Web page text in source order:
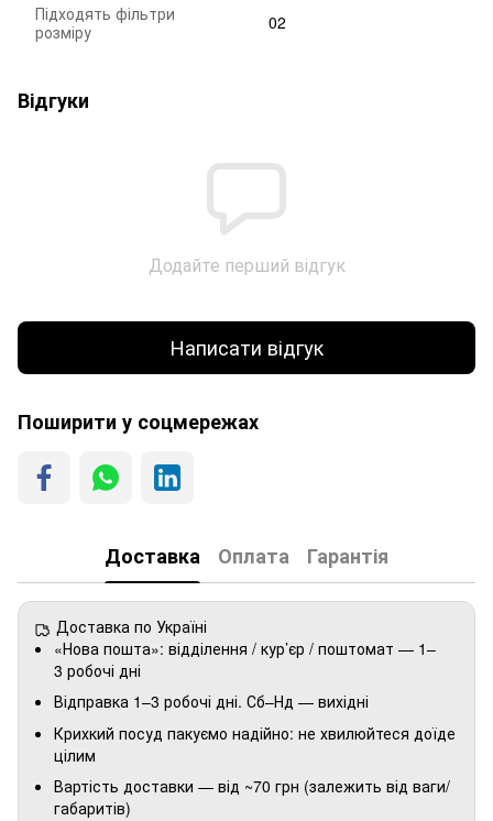
Підходять фільтри
розміру
02
Відгуки
Додайте перший відгук
Написати відгук
Поширити у соцмережах
Доставка Оплата Гарантія
Доставка по Україні
«Нова пошта»: відділення / кур’єр / поштомат — 1–
3 робочі дні
Відправка 1–3 робочі дні. Сб–Нд — вихідні
Крихкий посуд пакуємо надійно: не хвилюйтеся доїде
цілим
Вартість доставки — від ~70 грн (залежить від ваги/
габаритів)